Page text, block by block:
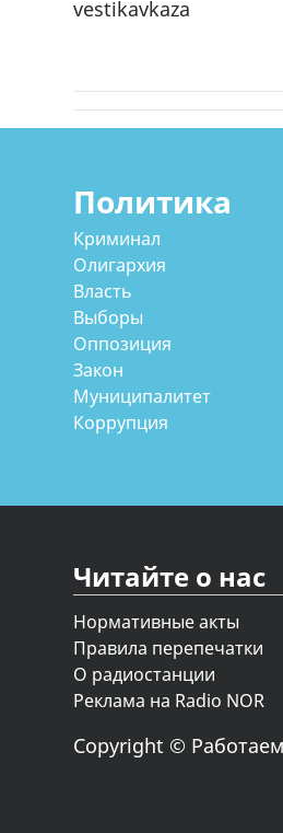
vestikavkaza
Политика
Криминал
Олигархия
Власть
Выборы
Оппозиция
Закон
Муниципалитет
Коррупция
Читайте о нас
Нормативные акты
Правила перепечатки
О радиостанции
Реклама на Radio NOR
Copyright ©